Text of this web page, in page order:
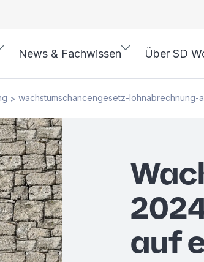
News & Fachwissen Über SD
> wachstumschancengesetz-lohnabrechnung-
auf